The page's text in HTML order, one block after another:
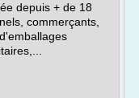
depuis + de 18
commerçants,